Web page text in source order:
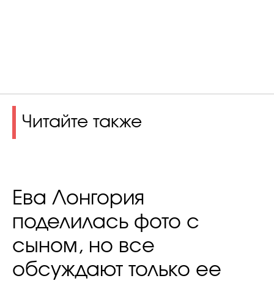
Читайте также
Ева Лонгория
поделилась фото с
сыном, но все
обсуждают только ее